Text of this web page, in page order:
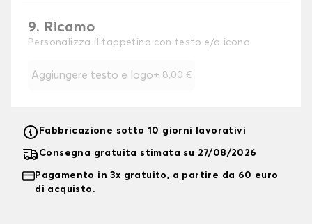
9. Ricamo
Personalizza il tappetino con testo e/o icona
Aggiungere testo e logo+ 8,00 €
Fabbricazione sotto 10 giorni lavorativi
Consegna gratuita stimata su 27/08/2026
Pagamento in 3x gratuito, a partire da 60 euro
di acquisto.